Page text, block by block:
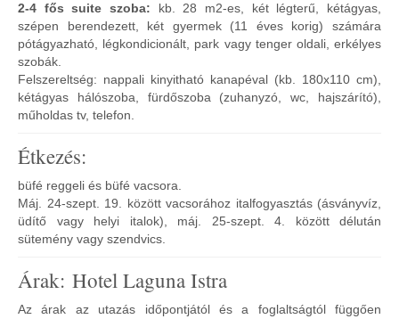
2-4 fős suite szoba: kb. 28 m2-es, két légterű, kétágyas,
szépen berendezett, két gyermek (11 éves korig) számára
pótágyazható, légkondicionált, park vagy tenger oldali, erkélyes
szobák.
Felszereltség: nappali kinyitható kanapéval (kb. 180x110 cm),
kétágyas hálószoba, fürdőszoba (zuhanyzó, wc, hajszárító),
műholdas tv, telefon.
Étkezés:
büfé reggeli és büfé vacsora.
Máj. 24-szept. 19. között vacsorához italfogyasztás (ásványvíz,
üdítő vagy helyi italok), máj. 25-szept. 4. között délután
sütemény vagy szendvics.
Árak: Hotel Laguna Istra
Az árak az utazás időpontjától és a foglaltságtól függően